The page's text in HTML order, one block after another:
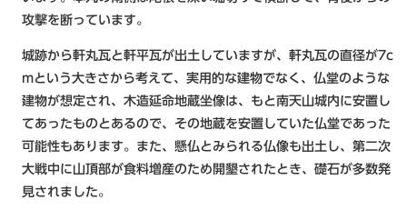
攻撃を断っています。
城跡から軒丸瓦と軒平瓦が出土していますが、軒丸瓦の直径が7c
mという大きさから考えて、実用的な建物でなく、仏堂のような
建物が想定され、木造延命地蔵坐像は、もと南天山城内に安置し
てあったものとあるので、その地蔵を安置していた仏堂であった
可能性もあります。また、懸仏とみられる仏像も出土し、第二次
大戦中に山頂部が食料増産のため開墾されたとき​、礎石が多数発
見されました。